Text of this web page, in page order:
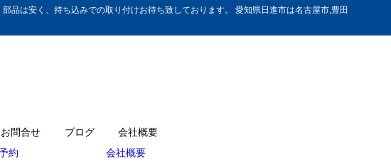
品は安く、持ち込みでの取り付けお待ち致しております。 愛知県日進市は名古屋市,豊田
お問合せ
約
ブログ
会社概要
会社概要